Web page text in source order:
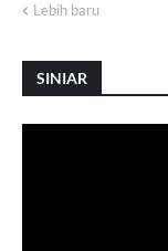
Lebih baru
SINIAR